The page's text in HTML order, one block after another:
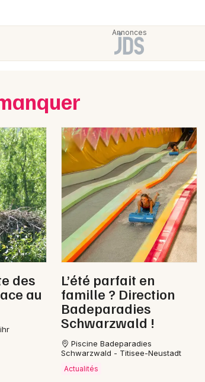
des
au
L’été parfait en
famille ? Direction
Badeparadies
Schwarzwald !
Piscine Badeparadies
Schwarzwald - Titisee-Neustadt
Actualités